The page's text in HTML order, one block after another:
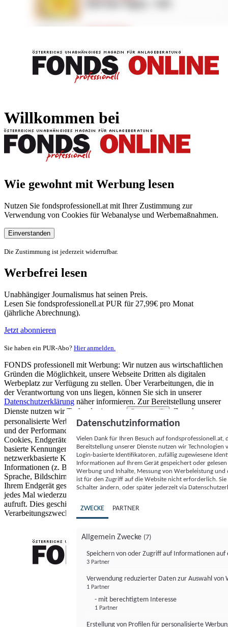
Willkommen bei
Wie gewohnt mit Werbung lesen
Nutzen Sie fondsprofessionell.at mit Ihrer Zustimmung zur
Verwendung von Cookies für Webanalyse und Werbemaßnahmen.
Einverstanden
Die Zustimmung ist jederzeit widerrufbar.
Werbefrei lesen
Unabhängiger Journalismus hat seinen Preis.
Lesen Sie fondsprofessionell.at PUR für 27,99€ pro Monat
(jährliche Abrechnung).
Jetzt abonnieren
Sie haben ein PUR-Abo? Hier anmelden.
FONDS professionell mit Werbung: Wir nutzen aus wirtschaftlichen
Gründen die Möglichkeit, unsere Webseite Dritten als digitalen
Werbeplatz zur Verfügung zu stellen. Über Verarbeitungen, die in
der Verantwortung von uns liegen, können Sie sich in unserer
Datenschutzerklärung näher informieren. Zur Bereitstellung unserer
Dienste nutzen wir Technologien von
Partnern (5)
. Zwecke:
personalisierte Werbung und Inhalte, Messung von Werbeleistung
und der Performance von Inhalten sowie Zielgruppenforschung.
Cookies, Endgeräte- oder ähnliche Online-Kennungen (z. B. login-
basierte Kennungen, zufällig generierte Kennungen,
netzwerkbasierte Kennungen) können zusammen mit anderen
Informationen (z. B. Browsertyp und Browserinformationen,
Sprache, Bildschirmgröße, unterstützte Technologien usw.) auf
Ihrem Endgerät gespeichert oder von dort ausgelesen werden, um es
jedes Mal wiederzuerkennen, wenn es eine App oder einer Webseite
aufruft. Dies geschieht für einen oder mehrere der hier aufgeführten
Verarbeitungszwecke.
Datenschutzinformation
Vielen Dank für Ihren Besuch auf
Bereitstellung unserer Dienste nutzen wir Technologien
Login-basierte Identifikatoren, zufällig zugewiesene
Informationen auf Ihrem Gerät gespeichert oder
Werbung und Inhalte, Messung von Werbeleistung
ist für den Zugriff auf die Website nicht erforderlich.
Schalter ändern, oder später jederzeit via
ZWECKE PARTNER
Allgemein Zwecke (7)
Speichern von oder Zugriff auf Informationen auf
3 Partner
Verwendung reduzierter Daten zur Auswahl von
1 Partner
- mit berechtigtem Interesse
1 Partner
Erstellung von Profilen für personalisierte
FONDS professionell